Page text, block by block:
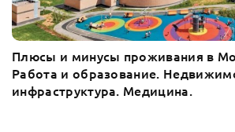
Плюсы и минусы проживания в
Работа и образование.
инфраструктура. Медицина.